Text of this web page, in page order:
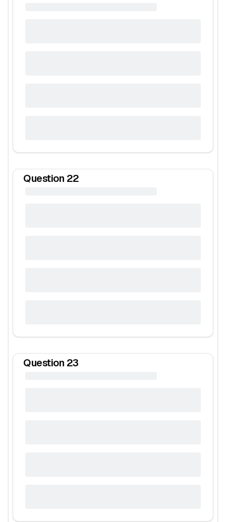
Question 22
Question 23